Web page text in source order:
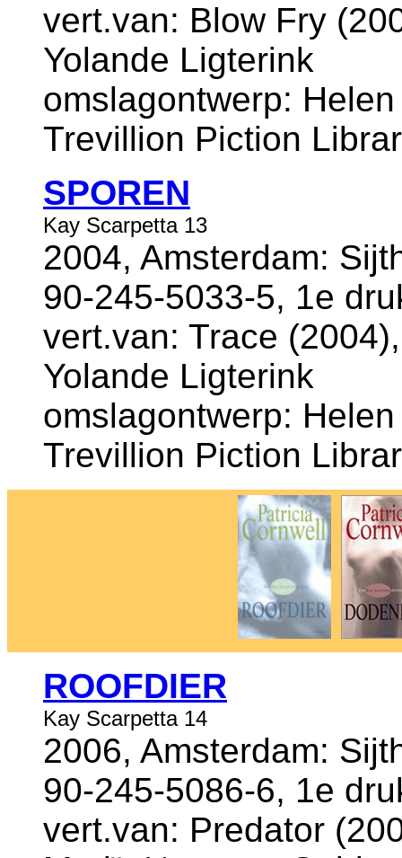
vert.van: Blow Fry
Yolande Ligterink
omslagontwerp:
Trevillion Piction
SPOREN
Kay Scarpetta 13
2004, Amsterdam:
90-245-5033-5, 1e
vert.van: Trace
Yolande Ligterink
omslagontwerp:
Trevillion Piction
ROOFDIER
Kay Scarpetta 14
2006, Amsterdam:
90-245-5086-6, 1e
vert.van: Predator